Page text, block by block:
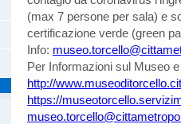
(max 7 persone per sala) e
certificazione verde (green
Info:
Per Informazioni sul Museo
http://
https://